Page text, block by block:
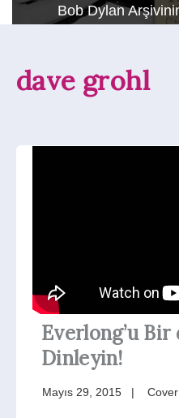
Bob Dylan
dave grohl
Everlong’u Bir
Dinleyin!
Mayıs 29, 2015